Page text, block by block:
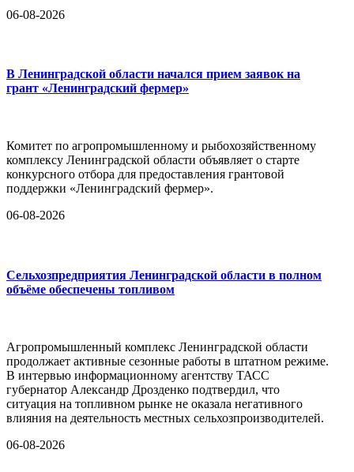
06-08-2026
В Ленинградской области начался прием заявок на
грант «Ленинградский фермер»
Комитет по агропромышленному и рыбохозяйственному
комплексу Ленинградской области объявляет о старте
конкурсного отбора для предоставления грантовой
поддержки «Ленинградский фермер».
06-08-2026
Сельхозпредприятия Ленинградской области в полном
объёме обеспечены топливом
Агропромышленный комплекс Ленинградской области
продолжает активные сезонные работы в штатном режиме.
В интервью информационному агентству ТАСС
губернатор Александр Дрозденко подтвердил, что
ситуация на топливном рынке не оказала негативного
влияния на деятельность местных сельхозпроизводителей.
06-08-2026